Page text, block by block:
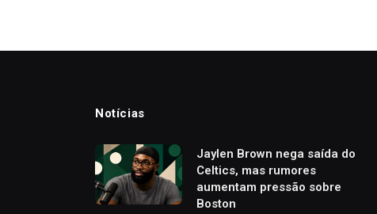
Notícias
Jaylen Brown nega saída do
Celtics, mas rumores
aumentam pressão sobre
Boston